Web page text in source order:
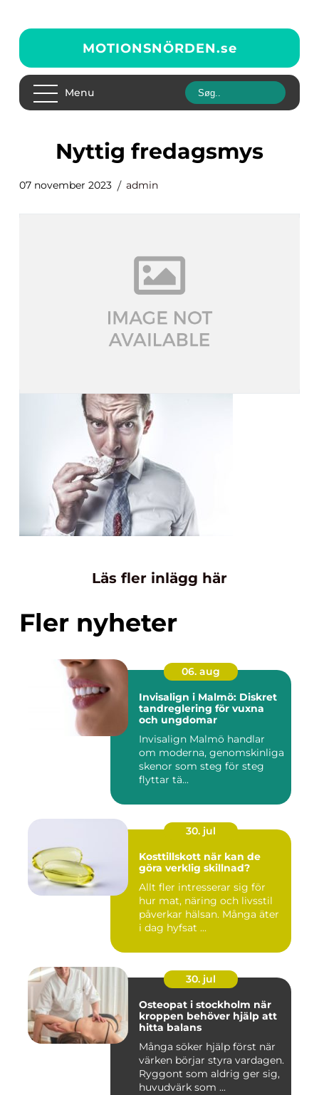
MOTIONSNÖRDEN.se
Menu
nyttig fredagsmys
07 november 2023 admin
Läs fler inlägg här
Fler nyheter
06. aug
Invisalign i Malmö: Diskret
tandreglering för vuxna
och ungdomar
Invisalign Malmö handlar
om moderna, genomskinliga
skenor som steg för steg
flyttar tä...
30. jul
Kosttillskott när kan de
göra verklig skillnad?
Allt fler intresserar sig för
hur mat, näring och livsstil
påverkar hälsan. Många äter
i dag hyfsat ...
30. jul
Osteopat i stockholm när
kroppen behöver hjälp att
hitta balans
Många söker hjälp först när
värken börjar styra vardagen.
Ryggont som aldrig ger sig,
huvudvärk som ...